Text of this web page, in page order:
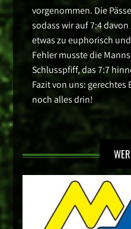
vorgenommen. Die
sodass wir auf 7:4
etwas zu euphorisch
Fehler musste die
Schlusspfiff, das 7:7
Fazit von uns:
noch alles drin!